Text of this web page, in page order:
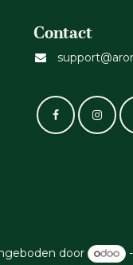
Contact
door